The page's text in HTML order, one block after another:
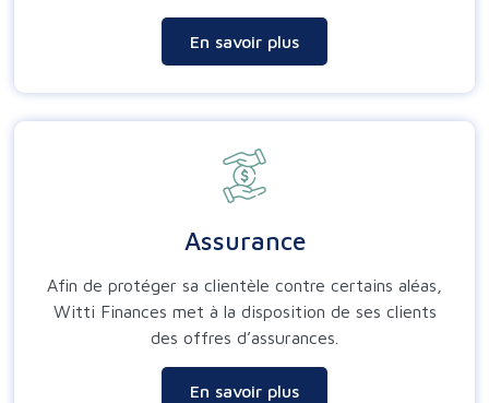
En savoir plus
Assurance
Afin de protéger sa clientèle contre certains aléas,
Witti Finances met à la disposition de ses clients
des offres d’assurances.
En savoir plus